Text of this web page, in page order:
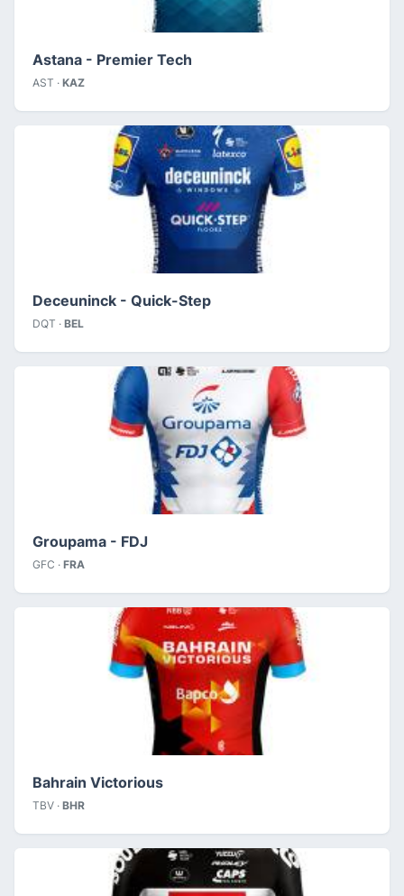
Astana - Premier Tech
AST · KAZ
Deceuninck - Quick-Step
DQT · BEL
Groupama - FDJ
GFC · FRA
Bahrain Victorious
TBV · BHR